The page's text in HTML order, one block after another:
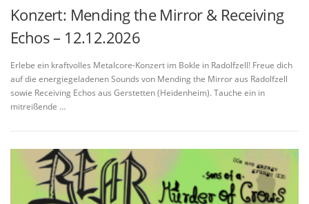
Konzert: Mending the Mirror & Receiving
Echos – 12.12.2026
Erlebe ein kraftvolles Metalcore-Konzert im Bokle in Radolfzell! Freue dich
auf die energiegeladenen Sounds von Mending the Mirror aus Radolfzell
sowie Receiving Echos aus Gerstetten (Heidenheim). Tauche ein in
mitreißende …